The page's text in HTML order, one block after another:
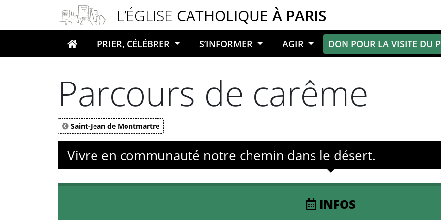
L’ÉGLISE CATHOLIQUE À PARIS
Votre recherche
PRIER, CÉLÉBRER S’INFORMER AGIR DON POUR LA VISITE DU
Parcours de carême
Saint-Jean de Montmartre
Vivre en communauté notre chemin dans le désert.
INFOS
Panneau de gestion des cookies